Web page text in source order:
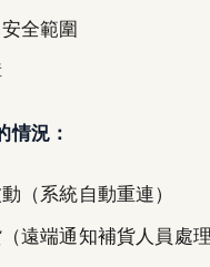
全範圍
情況：
（系統自動重連）
遠端通知補貨人員處理